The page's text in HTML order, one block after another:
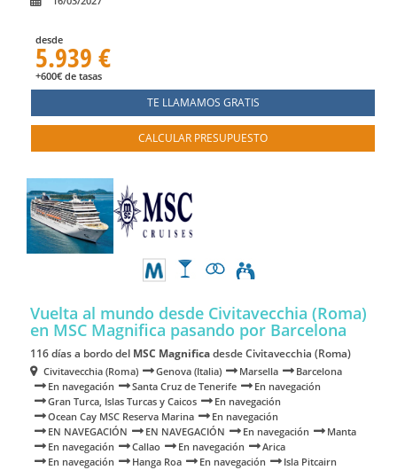
desde
5.939 €
+600€ de tasas
TE LLAMAMOS GRATIS
CALCULAR PRESUPUESTO
Vuelta al mundo desde Civitavecchia (Roma)
en MSC Magnifica pasando por Barcelona
116 días a bordo del MSC Magnificadesde Civitavecchia (Roma)
Civitavecchia (Roma) Genova (Italia) Marsella
Barcelona
En navegación
Santa Cruz de Tenerife
En navegación
Gran Turca, Islas Turcas y Caicos
En navegación
Ocean Cay MSC Reserva Marina
En navegación
EN NAVEGACIÓN
EN NAVEGACIÓN En navegación
Manta
En navegación
Callao En navegación
Arica
En navegación
Hanga Roa En navegación
Isla Pitcairn